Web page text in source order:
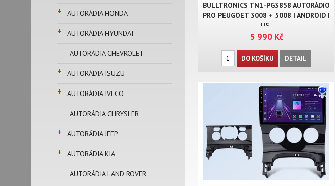
+ AUTORÁDIA HONDA
+ AUTORÁDIA HYUNDAI
AUTORÁDIA CHEVROLET
+ AUTORÁDIA ISUZU
+ AUTORÁDIA IVECO
AUTORÁDIA CHRYSLER
+ AUTORÁDIA JEEP
+ AUTORÁDIA KIA
AUTORÁDIA LAND ROVER
BULLTRONICS TN1-PG3858 AUTORÁDIO
PRO PEUGOET 3008 + 5008 | ANDROID |
US..
5 990 Kč
DO KOŠÍKU DETAIL